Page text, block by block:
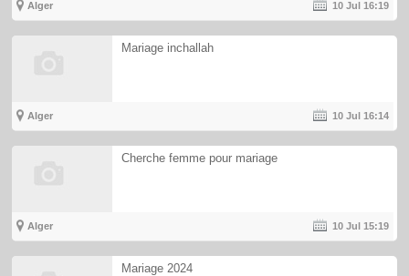
Alger 10 Jul16:19
Mariage inchallah
Alger 10 Jul16:14
Cherche femme pour mariage
Alger 10 Jul15:19
Mariage 2024